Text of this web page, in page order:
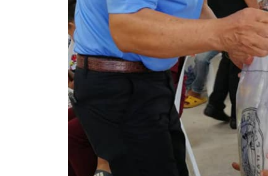
แบบฟอร์มการชำระภาษีฯ
การบริการแบบเบ็ดเสร็จ (One Stop Service)
หนังสือสั่งการ
สรุปผลการปฏิบัติงานประจำเดือน GPS
ระเบียบพัสดุฯ การจัดซื้อจัดจ้าง